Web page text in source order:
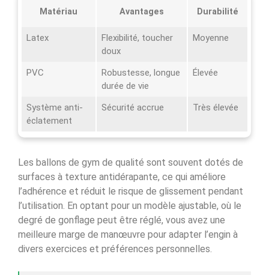
Matériau Avantages Durabilité
Latex
Flexibilité, toucher
doux
Moyenne
PVC
Robustesse, longue
durée de vie
Élevée
Système anti-
éclatement
Sécurité accrue Très élevée
Les ballons de gym de qualité sont souvent dotés de
surfaces à texture antidérapante, ce qui améliore
l’adhérence et réduit le risque de glissement pendant
l’utilisation. En optant pour un modèle ajustable, où le
degré de gonflage peut être réglé, vous avez une
meilleure marge de manœuvre pour adapter l’engin à
divers exercices et préférences personnelles.